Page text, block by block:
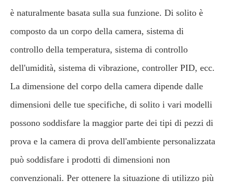
è naturalmente basata sulla sua funzione. Di solito è
composto da un corpo della camera, sistema di
controllo della temperatura, sistema di controllo
dell'umidità, sistema di vibrazione, controller PID, ecc.
La dimensione del corpo della camera dipende dalle
dimensioni delle tue specifiche, di solito i vari modelli
possono soddisfare la maggior parte dei tipi di pezzi di
prova e la camera di prova dell'ambiente personalizzata
può soddisfare i prodotti di dimensioni non
convenzionali. Per ottenere la situazione di utilizzo più